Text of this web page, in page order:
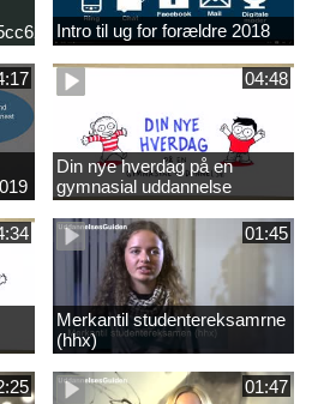
Intro til ug for forældre 2018
04:48
Din nye hverdag på en
gymnasial uddannelse
01:45
Merkantil studentereksamrne
(hhx)
01:47